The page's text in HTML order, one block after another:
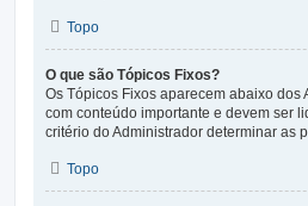
Topo
O que são Tópicos Fixos?
Os Tópicos Fixos aparecem abaixo
com conteúdo importante e devem ser
critério do Administrador determinar as
Topo